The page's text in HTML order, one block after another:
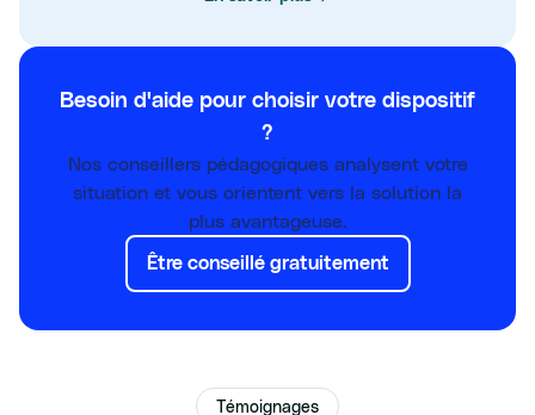
Besoin d'aide pour choisir votre dispositif
?
Nos conseillers pédagogiques analysent votre
situation et vous orientent vers la solution la
plus avantageuse.
Être conseillé gratuitement
Témoignages